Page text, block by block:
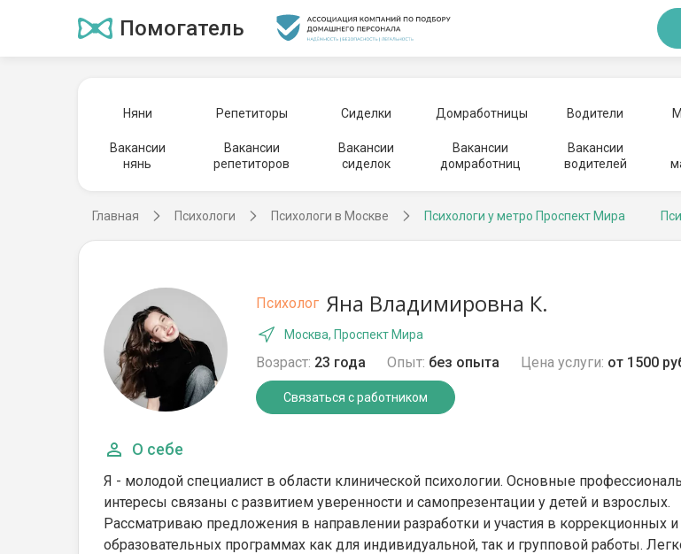
Помогатель
Няни Репетиторы Сиделки Домработницы Водители
Вакансии
нянь
Вакансии
репетиторов
Вакансии
сиделок
Вакансии
домработниц
Вакансии
водителей
Главная Психологи Психологи в Москве Психологи у метро Проспект Мира
Психолог Яна Владимировна К.
Москва, Проспект Мира
Возраст: 23 года Опыт: без опыта Цена услуги: от 1500
Связаться с работником
О себе
Я - молодой специалист в области клинической психологии. Основные
интересы связаны с развитием уверенности и самопрезентации у детей и взрослых.
Рассматриваю предложения в направлении разработки и участия в коррекционных и
образовательных программах как для индивидуальной, так и групповой работы.